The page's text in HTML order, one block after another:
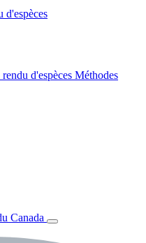
d'espèces
d'espèces Méthodes
Canada